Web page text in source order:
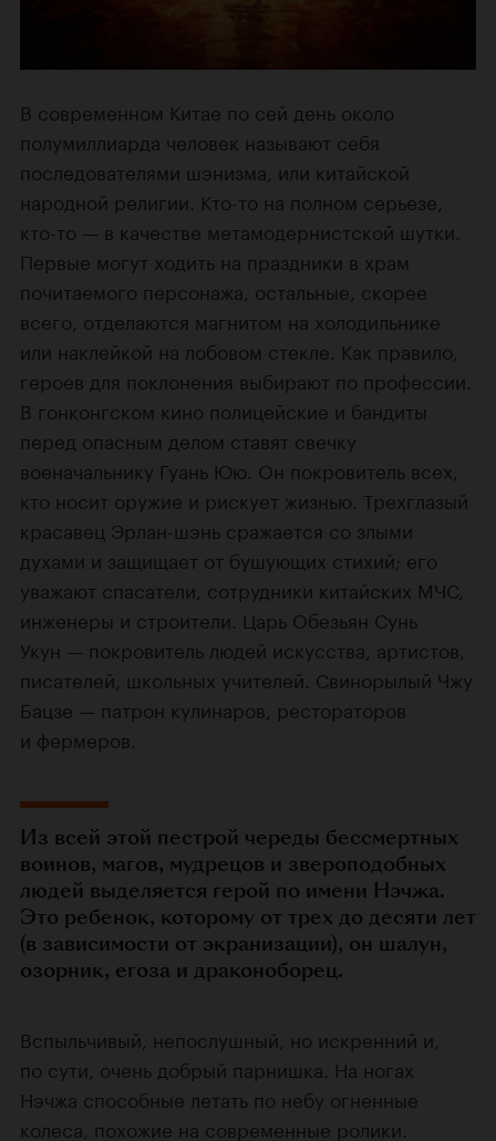
В современном Китае по сей день около
полумиллиарда человек называют себя
последователями шэнизма, или китайской
народной религии. Кто-то на полном серьезе,
кто-то — в качестве метамодернистской шутки.
Первые могут ходить на праздники в храм
почитаемого персонажа, остальные, скорее
всего, отделаются магнитом на холодильнике
или наклейкой на лобовом стекле. Как правило,
героев для поклонения выбирают по профессии.
В гонконгском кино полицейские и бандиты
перед опасным делом ставят свечку
военачальнику Гуань Юю. Он покровитель всех,
кто носит оружие и рискует жизнью. Трехглазый
красавец Эрлан-шэнь сражается со злыми
духами и защищает от бушующих стихий; его
уважают спасатели, сотрудники китайских МЧС,
инженеры и строители. Царь Обезьян Сунь
Укун — покровитель людей искусства, артистов,
писателей, школьных учителей. Свинорылый Чжу
Бацзе — патрон кулинаров, рестораторов
и фермеров.
Из всей этой пестрой череды бессмертных
воинов, магов, мудрецов и звероподобных
людей выделяется герой по имени Нэчжа.
Это ребенок, которому от трех до десяти лет
(в зависимости от экранизации), он шалун,
озорник, егоза и драконоборец.
Вспыльчивый, непослушный, но искренний и,
по сути, очень добрый парнишка. На ногах
Нэчжа способные летать по небу огненные
колеса, похожие на современные ролики.